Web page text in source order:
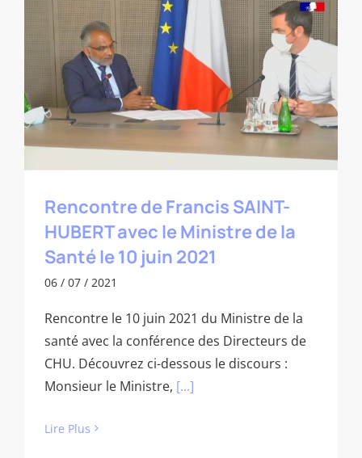
Rencontre de Francis SAINT-HUBERT
avec le Ministre de la Santé le 10 juin
2021
Rencontre de Francis SAINT-
HUBERT avec le Ministre de la
Santé le 10 juin 2021
06 / 07 / 2021
Rencontre le 10 juin 2021 du Ministre de la
santé avec la conférence des Directeurs de
CHU. Découvrez ci-dessous le discours :
Monsieur le Ministre, [...]
Lire Plus